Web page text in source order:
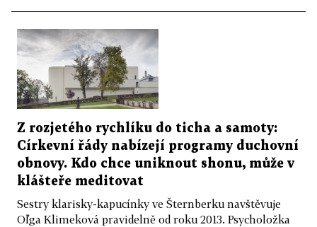
Z rozjetého rychlíku do ticha a samoty:
Církevní řády nabízejí programy duchovní
obnovy. Kdo chce uniknout shonu, může v
klášteře meditovat
Sestry klarisky-kapucínky ve Šternberku navštěvuje
Oľga Klimeková pravidelně od roku 2013. Psycholožka